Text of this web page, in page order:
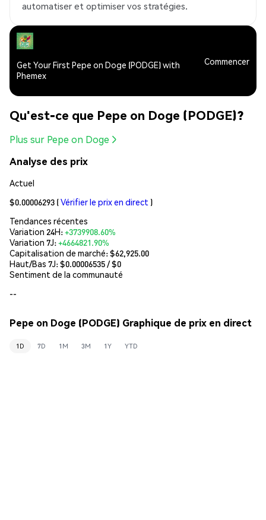
automatiser et optimiser vos stratégies.
Get Your First Pepe on Doge (PODGE) with
Phemex
Commencer
Qu'est-ce que Pepe on Doge (PODGE)?
Plus sur Pepe on Doge
Analyse des prix
Actuel
$0.00006293 (Vérifier le prix en direct )
Tendances récentes
Variation 24H:+3739908.60%
Variation 7J:+4664821.90%
Capitalisation de marché:$62,925.00
Haut/Bas 7J: $0.00006535/ $0
Sentiment de la communauté
--
Pepe on Doge (PODGE) Graphique de prix en direct
1D 7D 1M 3M 1Y YTD